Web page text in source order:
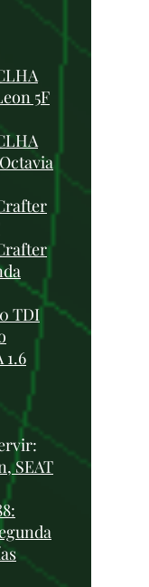
5F
TDI
1.6
SEAT